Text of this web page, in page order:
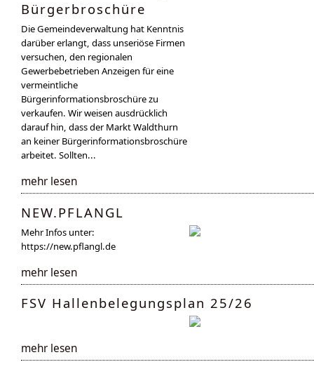
Bürgerbroschüre
Die Gemeindeverwaltung hat Kenntnis
darüber erlangt, dass unseriöse Firmen
versuchen, den regionalen
Gewerbebetrieben Anzeigen für eine
vermeintliche
Bürgerinformationsbroschüre zu
verkaufen. Wir weisen ausdrücklich
darauf hin, dass der Markt Waldthurn
an keiner Bürgerinformationsbroschüre
arbeitet. Sollten...
mehr lesen
NEW.PFLANGL
Mehr Infos unter:
https://new.pflangl.de
mehr lesen
FSV Hallenbelegungsplan 25/26
mehr lesen